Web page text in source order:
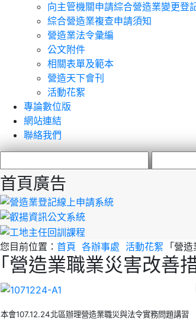
向主管機關申請綜合營造業變更登
綜合營造業複查申請須知
營造業法令彙編
公文附件
相關表單及範本
營造天下會刊
活動花絮
專論數位版
網站連結
聯絡我們
首頁廣告
您目前位置： 首頁 各辦事處 活動花絮 ｢營
｢營造業職業災害改善
本會107.12.24北區辦理營造業職災與法令實務問題講習